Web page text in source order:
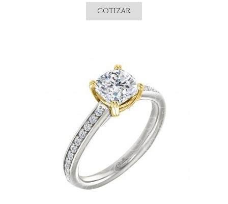
COTIZAR